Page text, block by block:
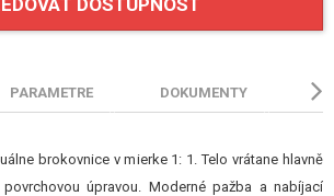
DOSTUPNOST
PARAMETRE DOKUMENTY
brokovnice v mierke 1: 1. Telo vrátane hlavně
úpravou. Moderné pažba a nabíjací